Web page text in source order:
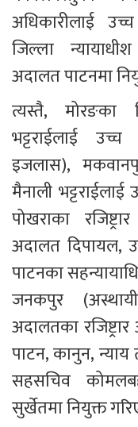
अधिकारीलाई
जिल्ला
अदालत पाटनमा
त्यस्तै, मोरङका
भट्टराईलाई
इजलास),
मैनाली
पोखराका
अदालत दिपायल,
पाटनका
जनकपुर
अदालतका
पाटन, कानुन, न्याय
सहसचिव
सुर्खेतमा नियुक्त